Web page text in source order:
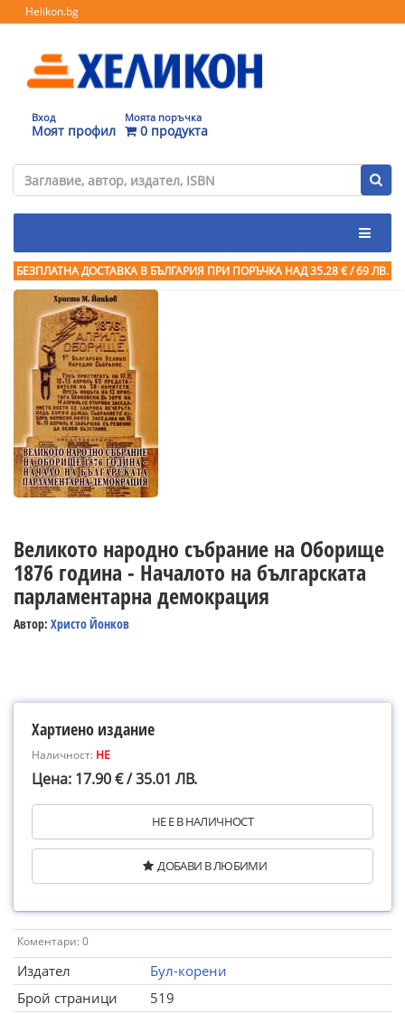
Helikon.bg
Вход
Моят профил
Моята поръчка
0 продукта
БЕЗПЛАТНА ДОСТАВКА В БЪЛГАРИЯ ПРИ ПОРЪЧКА НАД 35.28 € / 69 ЛВ.
Великото народно събрание на Оборище
1876 година - Началото на българската
парламентарна демокрация
Автор: Христо Йонков
Хартиено издание
Наличност: НЕ
Цена: 17.90 € / 35.01 ЛВ.
НЕ Е В НАЛИЧНОСТ
ДОБАВИ В ЛЮБИМИ
Коментари: 0
Издател
Бул-корени
Брой страници
519